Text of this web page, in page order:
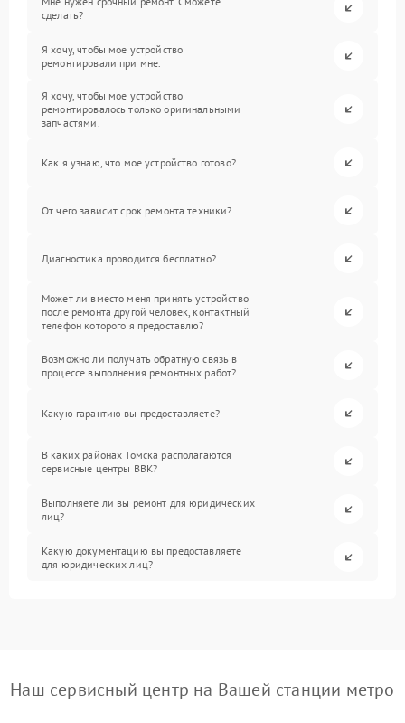
сделать?
Я хочу, чтобы мое устройство
ремонтировали при мне.
Я хочу, чтобы мое устройство
ремонтировалось только оригинальными
запчастями.
Как я узнаю, что мое устройство готово?
От чего зависит срок ремонта техники?
Диагностика проводится бесплатно?
Может ли вместо меня принять устройство
после ремонта другой человек, контактный
телефон которого я предоставлю?
Возможно ли получать обратную связь в
процессе выполнения ремонтных работ?
Какую гарантию вы предоставляете?
В каких районах Томска располагаются
сервисные центры BBK?
Выполняете ли вы ремонт для юридических
лиц?
Какую документацию вы предоставляете
для юридических лиц?
Наш сервисный центр на Вашей станции метро